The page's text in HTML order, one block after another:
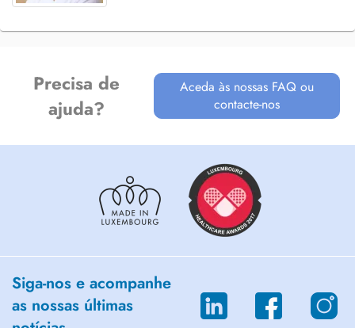
Precisa de
ajuda?
Aceda às nossas FAQ ou
contacte-nos
Siga-nos e acompanhe
as nossas últimas